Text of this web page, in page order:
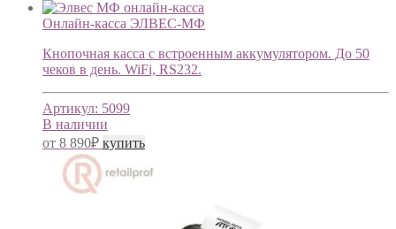
Онлайн-касса ЭЛВЕС-МФ
Кнопочная касса с встроенным аккумулятором. До 50
чеков в день. WiFi, RS232.
Артикул: 5099
В наличии
от 8 890₽ купить